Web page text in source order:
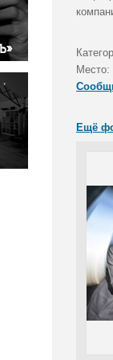
Место:
Ещё